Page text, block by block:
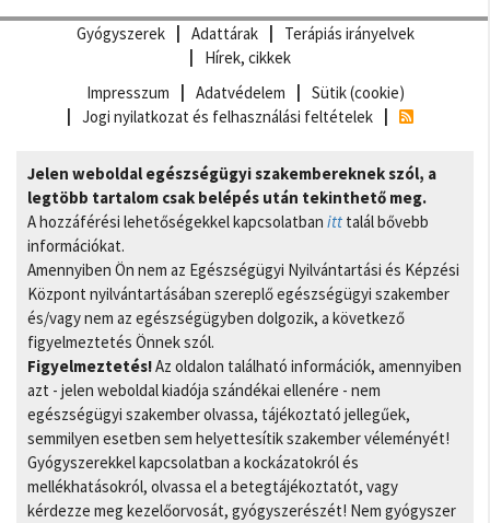
Gyógyszerek Adattárak
Terápiás irányelvek
Hírek, cikkek
Impresszum
Adatvédelem
Sütik (cookie)
Jogi nyilatkozat és felhasználási feltételek
Jelen weboldal egészségügyi szakembereknek szól, a
legtöbb tartalom csak belépés után tekinthető meg.
A hozzáférési lehetőségekkel kapcsolatban itt talál bővebb
információkat.
Amennyiben Ön nem az Egészségügyi Nyilvántartási és Képzési
Központ nyilvántartásában szereplő egészségügyi szakember
és/vagy nem az egészségügyben dolgozik, a következő
figyelmeztetés Önnek szól.
Figyelmeztetés!Az oldalon található információk, amennyiben
azt - jelen weboldal kiadója szándékai ellenére - nem
egészségügyi szakember olvassa, tájékoztató jellegűek,
semmilyen esetben sem helyettesítik szakember véleményét!
Gyógyszerekkel kapcsolatban a kockázatokról és
mellékhatásokról, olvassa el a betegtájékoztatót, vagy
kérdezze meg kezelőorvosát, gyógyszerészét! Nem gyógyszer